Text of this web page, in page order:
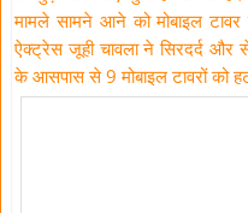
मामले सामने आने को मोबाइल
ऐक्ट्रेस जूही चावला ने सिरदर्द
के आसपास से 9 मोबाइल टावरों को